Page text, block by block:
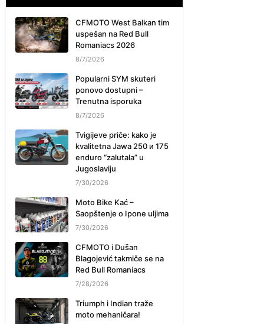
CFMOTO West Balkan tim
uspešan na Red Bull
Romaniacs 2026
8/7/2026
Popularni SYM skuteri
ponovo dostupni –
Trenutna isporuka
8/7/2026
Tvigijeve priče: kako je
kvalitetna Jawa 250 и 175
enduro “zalutala” u
Jugoslaviju
7/30/2026
Moto Bike Kać –
Saopštenje o Ipone uljima
7/30/2026
CFMOTO i Dušan
Blagojević takmiče se na
Red Bull Romaniacs
7/28/2026
Triumph i Indian traže
moto mehaničara!